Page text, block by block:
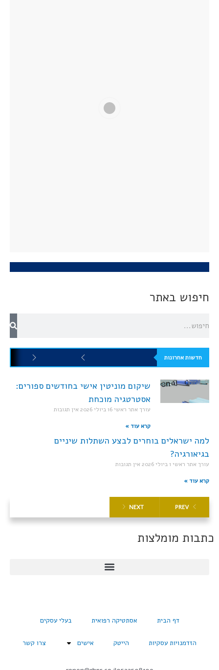
חיפוש באתר
חדשות אחרונות
שיקום מוניטין אישי בחודשים ספורים:
אסטרטגיה מוכחת
עורך אתר ראשי16 ביולי 2026 אין תגובות
קרא עוד »
למה ישראלים בוחרים לבצע השתלות שיניים
בגיאורגיה?
עורך אתר ראשי 1 ביולי 2026 אין תגובות
קרא עוד »
PREV
NEXT
כתבות מומלצות
דף הבית אסתטיקה רפואית בעלי עסקים
הזדמנויות עסקיות הייטק אישים צרו קשר